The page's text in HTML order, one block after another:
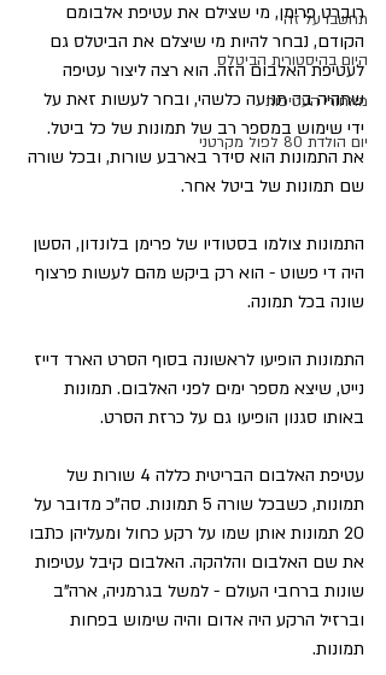
תחשבו על זה
היום בהיסטורית הביטלס
מאחורי העטיפות
יום הולדת 80 לפול מקרטני
רוברט פרימן, מי שצילם את עטיפת אלבומם
הקודם, נבחר להיות מי שיצלם את הביטלס גם
לעטיפת האלבום הזה. הוא רצה ליצור עטיפה
שתהיה בה תנועה כלשהי, ובחר לעשות זאת על
ידי שימוש במספר רב של תמונות של כל ביטל.
את התמונות הוא סידר בארבע שורות, ובכל שורה
שם תמונות של ביטל אחר.
התמונות צולמו בסטודיו של פרימן בלונדון, הסשן
היה די פשוט - הוא רק ביקש מהם לעשות פרצוף
שונה בכל תמונה.
התמונות הופיעו לראשונה בסוף הסרט הארד דייז
נייט, שיצא מספר ימים לפני האלבום. תמונות
באותו סגנון הופיעו גם על כרזת הסרט.
עטיפת האלבום הבריטית כללה 4 שורות של
תמונות, כשבכל שורה 5 תמונות. סה"כ מדובר על
20 תמונות אותן שמו על רקע כחול ומעליהן כתבו
את שם האלבום והלהקה. האלבום קיבל עטיפות
שונות ברחבי העולם - למשל בגרמניה, ארה"ב
וברזיל הרקע היה אדום והיה שימוש בפחות
תמונות.